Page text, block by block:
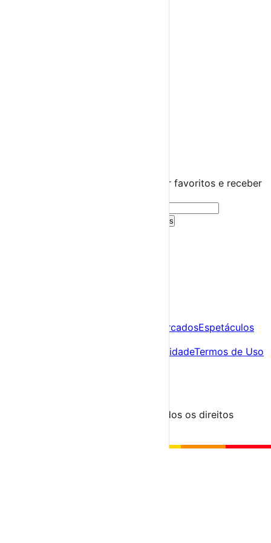
Cria uma conta gratuita para guardar favoritos e receber
Criar Conta Grátis
Feiras e MercadosEspetáculos
Política de PrivacidadeTermos de Uso
© 2023-2026 aondevamos.pt — Todos os direitos